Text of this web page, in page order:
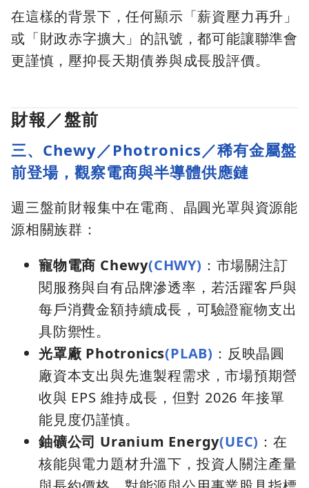
在這樣的背景下，任何顯示「薪資壓力再升」
或「財政赤字擴大」的訊號，都可能讓聯準會
更謹慎，壓抑長天期債券與成長股評價。
財報／盤前
三、Chewy／Photronics／稀有金屬盤
前登場，觀察電商與半導體供應鏈
週三盤前財報集中在電商、晶圓光罩與資源能
源相關族群：
寵物電商 Chewy(CHWY) ：市場關注訂
閱服務與自有品牌滲透率，若活躍客戶與
每戶消費金額持續成長，可驗證寵物支出
具防禦性。
光罩廠 Photronics(PLAB) ：反映晶圓
廠資本支出與先進製程需求，市場預期營
收與 EPS 維持成長，但對 2026 年接單
能見度仍謹慎。
鈾礦公司 Uranium Energy(UEC) ：在
核能與電力題材升溫下，投資人關注產量